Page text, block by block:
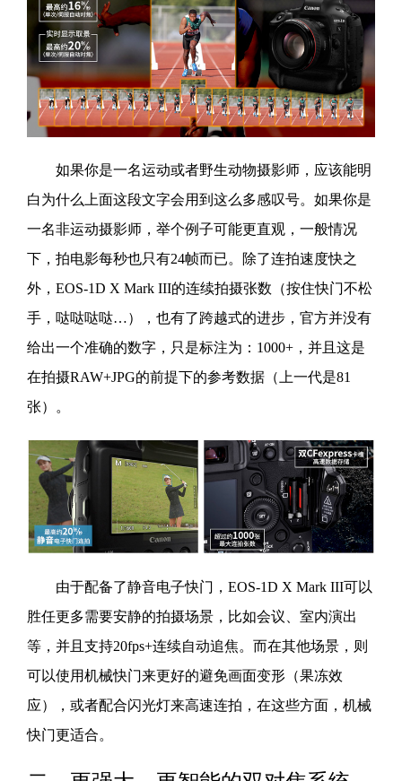
如果你是一名运动或者野生动物摄影师，应该能明
白为什么上面这段文字会用到这么多感叹号。如果你是
一名非运动摄影师，举个例子可能更直观，一般情况
下，拍电影每秒也只有24帧而已。除了连拍速度快之
外，EOS-1D X Mark III的连续拍摄张数（按住快门不松
手，哒哒哒哒…），也有了跨越式的进步，官方并没有
给出一个准确的数字，只是标注为：1000+，并且这是
在拍摄RAW+JPG的前提下的参考数据（上一代是81
张）。
由于配备了静音电子快门，EOS-1D X Mark III可以
胜任更多需要安静的拍摄场景，比如会议、室内演出
等，并且支持20fps+连续自动追焦。而在其他场景，则
可以使用机械快门来更好的避免画面变形（果冻效
应），或者配合闪光灯来高速连拍，在这些方面，机械
快门更适合。